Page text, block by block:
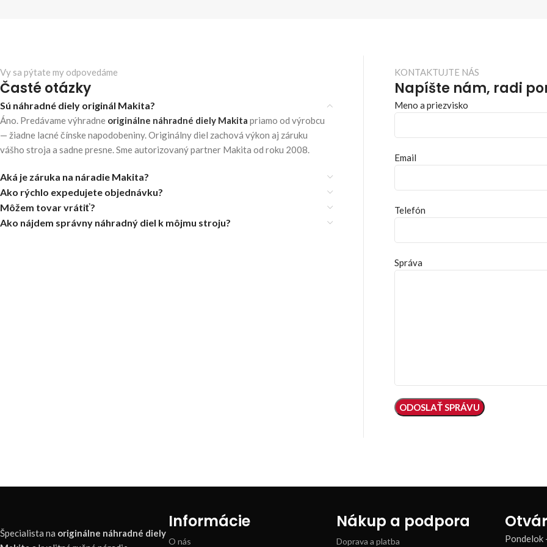
Vy sa pýtate my odpovedáme
Časté otázky
Sú náhradné diely originál Makita?
Áno. Predávame výhradne originálne náhradné diely Makita priamo od výrobcu
— žiadne lacné čínske napodobeniny. Originálny diel zachová výkon aj záruku
vášho stroja a sadne presne. Sme autorizovaný partner Makita od roku 2008.
Aká je záruka na náradie Makita?
Ako rýchlo expedujete objednávku?
Môžem tovar vrátiť?
Ako nájdem správny náhradný diel k môjmu stroju?
KONTAKTUJTE NÁS
Napíšte nám, radi
Meno a priezvisko
Email
Telefón
Správa
Špecialista na originálne náhradné diely
Informácie
O nás
Nákup a podpora
Doprava a platba Pondelok